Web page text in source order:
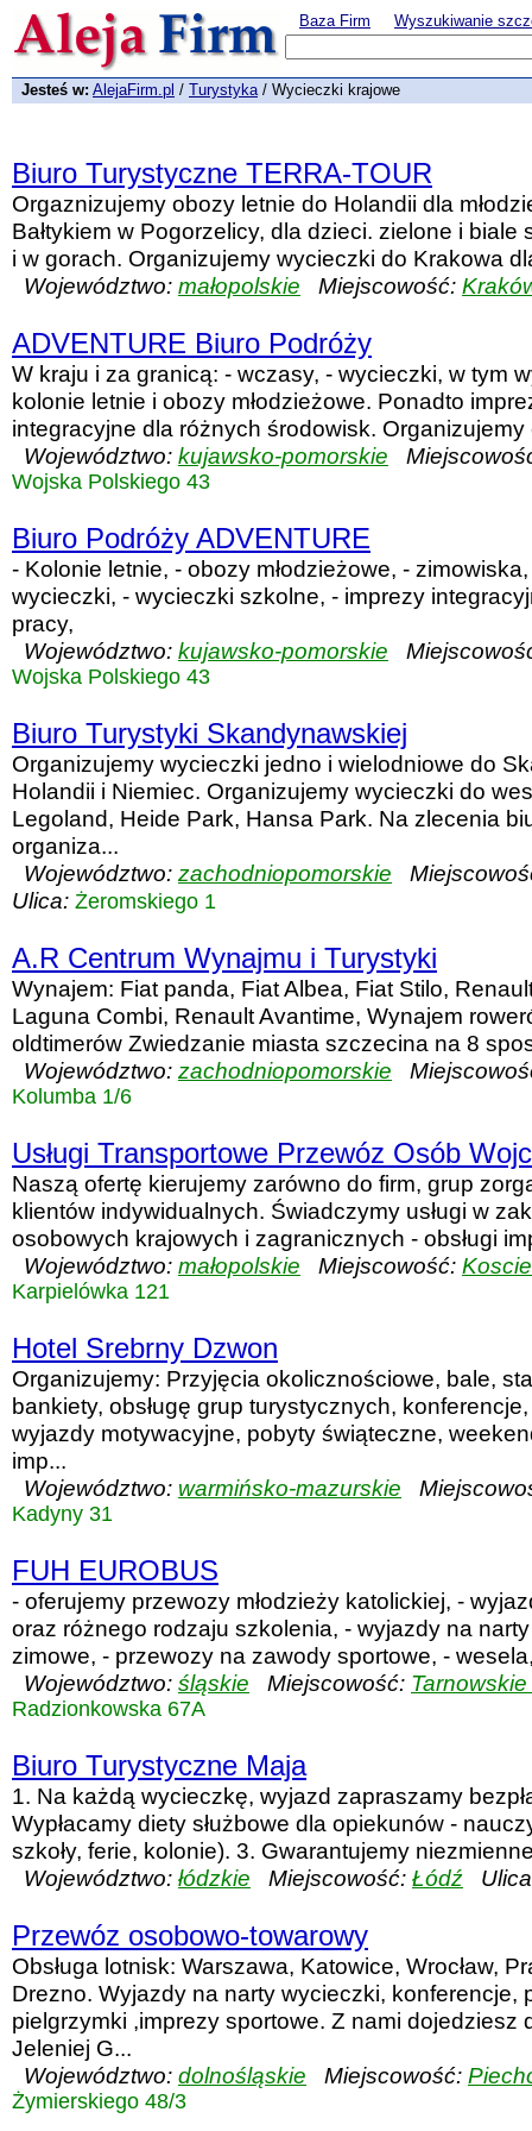
Baza Firm Wyszukiwanie
Jesteś w: AlejaFirm.pl / Turystyka/ Wycieczki krajowe
Biuro Turystyczne TERRA-TOUR
Orgaznizujemy obozy letnie do Holandii dla
Bałtykiem w Pogorzelicy, dla dzieci. zielone i biale
i w gorach. Organizujemy wycieczki do Krakowa
Województwo: małopolskie Miejscowość:
ADVENTURE Biuro Podróży
W kraju i za granicą: - wczasy, - wycieczki, w tym
kolonie letnie i obozy młodzieżowe. Ponadto
integracyjne dla różnych środowisk. Organizujemy
Województwo: kujawsko-pomorskie
Wojska Polskiego 43
Biuro Podróży ADVENTURE
- Kolonie letnie, - obozy młodzieżowe, -
wycieczki, - wycieczki szkolne, - imprezy
pracy,
Województwo: kujawsko-pomorskie
Wojska Polskiego 43
Biuro Turystyki Skandynawskiej
Organizujemy wycieczki jedno i wielodniowe do
Holandii i Niemiec. Organizujemy wycieczki do
Legoland, Heide Park, Hansa Park. Na zlecenia
organiza...
Województwo: zachodniopomorskie
Ulica: Żeromskiego 1
A.R Centrum Wynajmu i Turystyki
Wynajem: Fiat panda, Fiat Albea, Fiat Stilo,
Laguna Combi, Renault Avantime, Wynajem
oldtimerów Zwiedzanie miasta szczecina na 8
Województwo: zachodniopomorskie
Kolumba 1/6
Usługi Transportowe Przewóz Osób
Naszą ofertę kierujemy zarówno do firm, grup
klientów indywidualnych. Świadczymy usługi w
osobowych krajowych i zagranicznych - obsługi
Województwo: małopolskie Miejscowość:
Karpielówka 121
Hotel Srebrny Dzwon
Organizujemy: Przyjęcia okolicznościowe, bale,
bankiety, obsługę grup turystycznych,
wyjazdy motywacyjne, pobyty świąteczne,
imp...
Województwo: warmińsko-mazurskie
Kadyny 31
FUH EUROBUS
- oferujemy przewozy młodzieży katolickiej, -
oraz różnego rodzaju szkolenia, - wyjazdy na
zimowe, - przewozy na zawody sportowe, -
Województwo: śląskie Miejscowość:
Radzionkowska 67A
Biuro Turystyczne Maja
1. Na każdą wycieczkę, wyjazd zapraszamy
Wypłacamy diety służbowe dla opiekunów -
szkoły, ferie, kolonie). 3. Gwarantujemy
Województwo: łódzkie Miejscowość: Łódź
Przewóz osobowo-towarowy
Obsługa lotnisk: Warszawa, Katowice, Wrocław,
Drezno. Wyjazdy na narty wycieczki, konferencje,
pielgrzymki ,imprezy sportowe. Z nami dojedziesz
Jeleniej G...
Województwo: dolnośląskie Miejscowość:
Żymierskiego 48/3